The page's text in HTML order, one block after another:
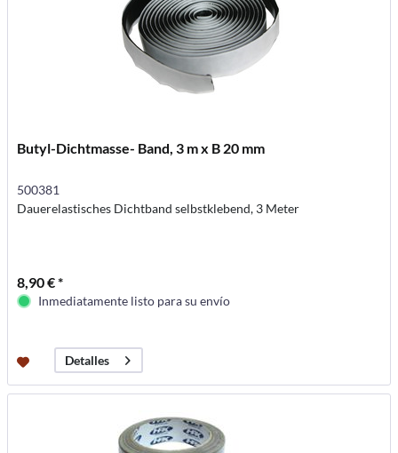
Butyl-Dichtmasse- Band, 3 m x B 20 mm
500381
Dauerelastisches Dichtband selbstklebend, 3 Meter
8,90 € *
Inmediatamente listo para su envío
Detalles